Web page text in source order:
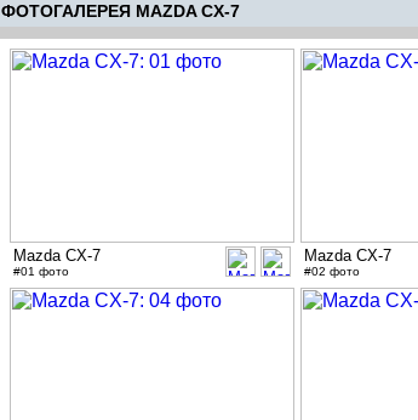
ФОТОГАЛЕРЕЯ MAZDA CX-7
Mazda CX-7
#01 фото
Mazda CX-7
#02 фото